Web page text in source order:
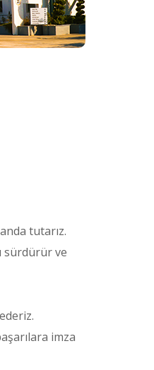
tutarız.
sürdürür ve
imza